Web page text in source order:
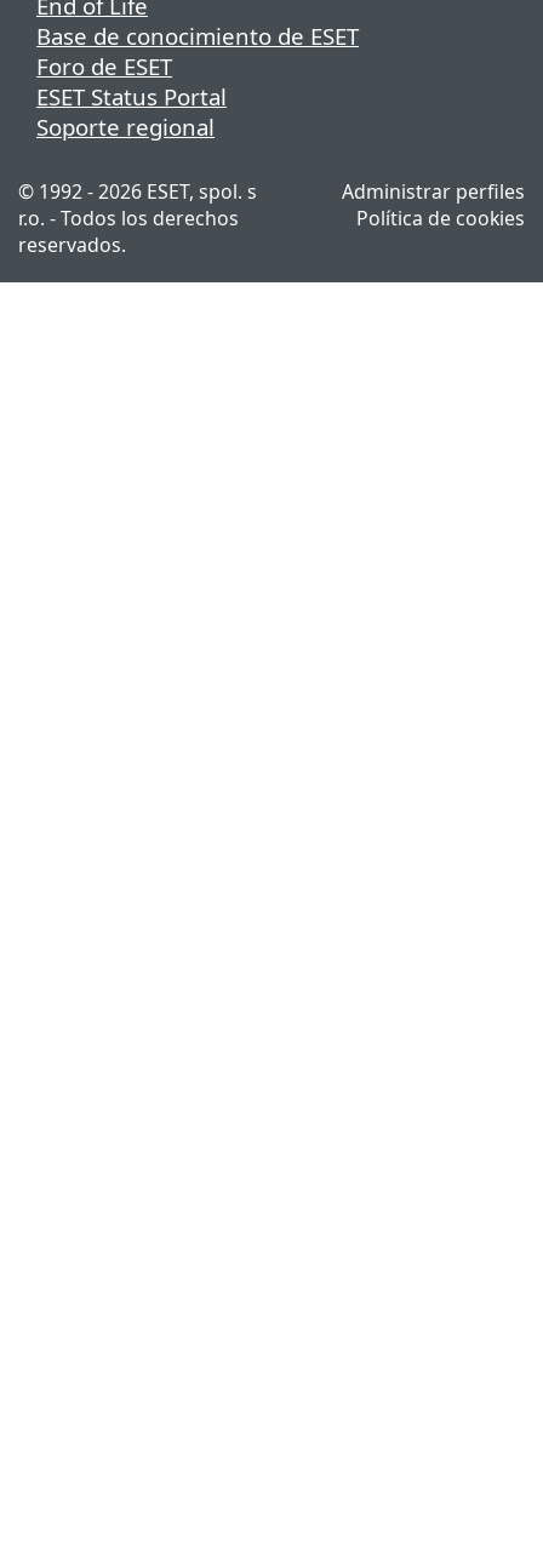
Base de conocimiento de ESET
Foro de ESET
ESET Status Portal
Soporte regional
© 1992 - 2026 ESET, spol. s
r.o. - Todos los derechos
reservados.
Administrar perfiles
Política de cookies